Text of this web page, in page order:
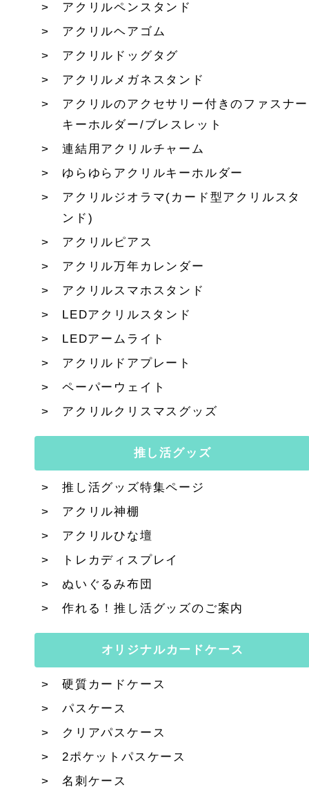
アクリルペンスタンド
アクリルヘアゴム
アクリルドッグタグ
アクリルメガネスタンド
アクリルのアクセサリー付きのファスナー
キーホルダー/ブレスレット
連結用アクリルチャーム
ゆらゆらアクリルキーホルダー
アクリルジオラマ(カード型アクリルスタ
ンド)
アクリルピアス
アクリル万年カレンダー
アクリルスマホスタンド
LEDアクリルスタンド
LEDアームライト
アクリルドアプレート
ペーパーウェイト
アクリルクリスマスグッズ
推し活グッズ
推し活グッズ特集ページ
アクリル神棚
アクリルひな壇
トレカディスプレイ
ぬいぐるみ布団
作れる！推し活グッズのご案内
オリジナルカードケース
硬質カードケース
パスケース
クリアパスケース
2ポケットパスケース
名刺ケース